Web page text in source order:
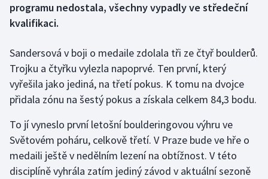
Florbal
Golf
Gymnastika
Házená
Jezdectví
programu nedostala, všechny vypadly ve středeční
kvalifikaci.
Sandersová v boji o medaile zdolala tři ze čtyř boulderů.
Trojku a čtyřku vylezla napoprvé. Ten první, který
vyřešila jako jediná, na třetí pokus. K tomu na dvojce
přidala zónu na šestý pokus a získala celkem 84,3 bodu.
To jí vyneslo první letošní boulderingovou výhru ve
Světovém poháru, celkově třetí. V Praze bude ve hře o
medaili ještě v nedělním lezení na obtížnost. V této
disciplíně vyhrála zatím jediný závod v aktuální sezoně